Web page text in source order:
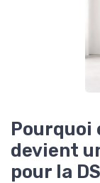
Pourquoi
devient
pour la